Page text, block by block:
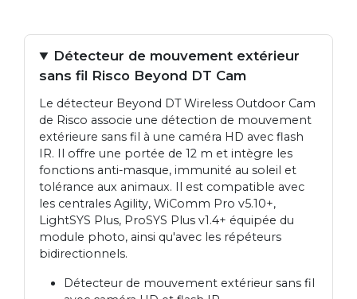
Détecteur de mouvement extérieur
sans fil Risco Beyond DT Cam
Le détecteur Beyond DT Wireless Outdoor Cam
de Risco associe une détection de mouvement
extérieure sans fil à une caméra HD avec flash
IR. Il offre une portée de 12 m et intègre les
fonctions anti-masque, immunité au soleil et
tolérance aux animaux. Il est compatible avec
les centrales Agility, WiComm Pro v5.10+,
LightSYS Plus, ProSYS Plus v1.4+ équipée du
module photo, ainsi qu'avec les répéteurs
bidirectionnels.
Détecteur de mouvement extérieur sans fil